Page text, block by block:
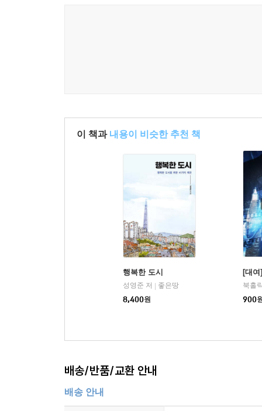
곽영훈 박사는 1971년 미국 유학 시절 구상한 ‘
생태환경 파괴를 막고자 개발 제한 구역을 설
개발해야 할 거점 도시를 이은 선이 바로 활성축이
한반도 위의 활성축은 광개토대왕비가 있는 중
도시를 활성화하기 위해 서울에 올림픽을, 대전
보존 사이 최적의 균형 상태, 즉 ‘골디락스’를 실현
-평화: 세계시 네트워크를 구축해나갈 것
“지금까지의 도시화와는 전혀 다른, 새로운 시
시절 한국전쟁을 겪고 고교 졸업 직후 10년간 해
이 책과 내용이 비슷한 추천 책
행복한 도시
성영준 저
좋은땅
8,400원
[대
북홀
900
배송/반품/교환 안내
배송 안내